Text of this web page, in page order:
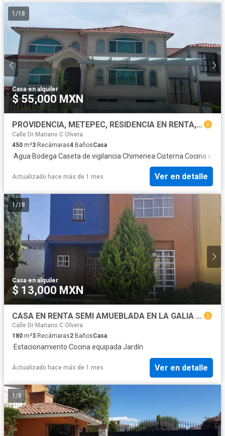
1 /18
Casa·en alquiler
$ 55,000 MXN
PROVIDENCIA, METEPEC, RESIDENCIA EN RENTA, EXCELENTE ESTADO
Calle Dr Mariano C Olvera
450 m²3 Recámaras4 BañosCasa
·Agua·Bodega·Caseta de vigilancia·Chimenea·Cisterna·Cocina
Actualizado hace más de 1 mes Ver en detalle
1/18
Casa·en alquiler
$ 13,000 MXN
CASA EN RENTA SEMI AMUEBLADA EN LA GALIA TOLUCA
Calle Dr Mariano C Olvera
180 m²3 Recámaras2 BañosCasa
·Estacionamiento·Cocina equipada·Jardín
Actualizado hace más de 1 mes Ver en detalle
1 /8